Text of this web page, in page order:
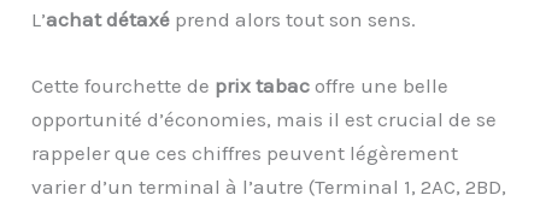
L’achat détaxé prend alors tout son sens.
Cette fourchette de prix tabac offre une belle
opportunité d’économies, mais il est crucial de se
rappeler que ces chiffres peuvent légèrement
varier d’un terminal à l’autre (Terminal 1, 2AC, 2BD,